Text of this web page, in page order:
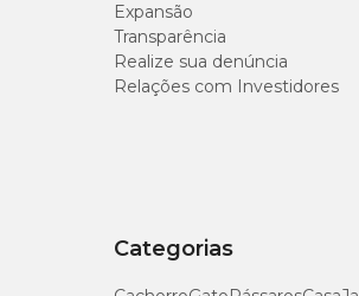
Aguia do Peitoral Fruits
*A troca do item pode ser
Expansão
Transparência
Realize sua denúncia
Relações com Investidores
Categorias